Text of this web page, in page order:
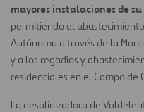
mayores instalaciones de
permitiendo el
Autónoma a través de la
y a los regadíos y
residenciales en el Campo de
La desalinizadora de